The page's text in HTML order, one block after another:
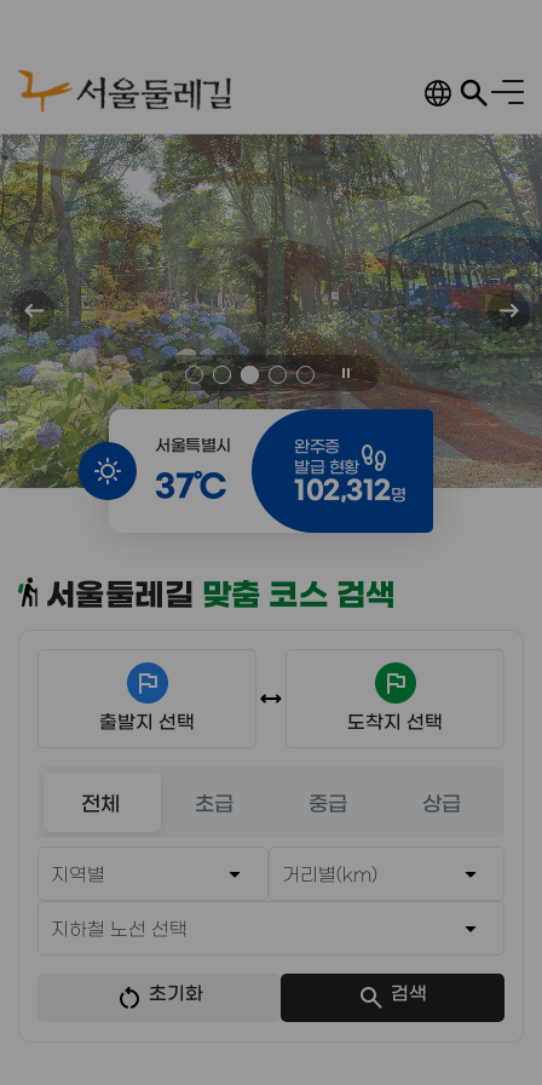
전체
메인비주얼 내용시작
정지
서울특별시
37℃
완주증
발급 현황
102,312명
본문내용 시작
서울둘레길 맞춤 코스 검색
전체 초급 중급 상급
초기화 검색